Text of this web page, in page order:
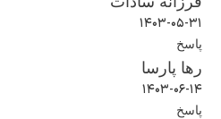
۱۴۰۳-۰۵-۳۱
پاسخ
رها پارسا
۱۴۰۳-۰۶-۱۴
پاسخ